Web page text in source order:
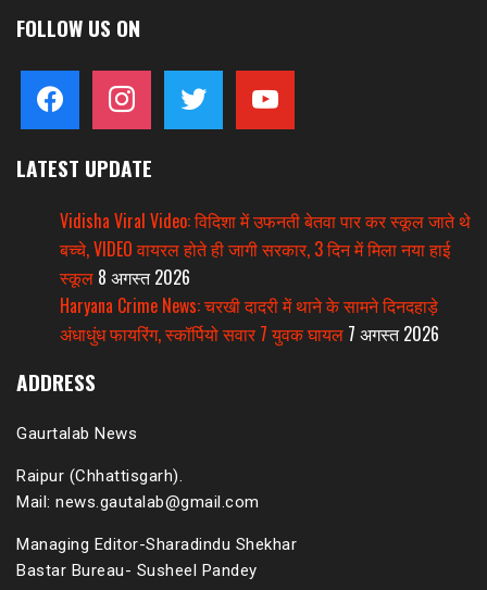
FOLLOW US ON
facebook instagram twitter youtube
LATEST UPDATE
Vidisha Viral Video: विदिशा में उफनती बेतवा पार कर स्कूल जाते थे
बच्चे, VIDEO वायरल होते ही जागी सरकार, 3 दिन में मिला नया हाई
स्कूल 8 अगस्त 2026
Haryana Crime News: चरखी दादरी में थाने के सामने दिनदहाड़े
अंधाधुंध फायरिंग, स्कॉर्पियो सवार 7 युवक घायल 7 अगस्त 2026
ADDRESS
Gaurtalab News
Raipur (Chhattisgarh).
Mail: news.gautalab@gmail.com
Managing Editor-Sharadindu Shekhar
Bastar Bureau- Susheel Pandey